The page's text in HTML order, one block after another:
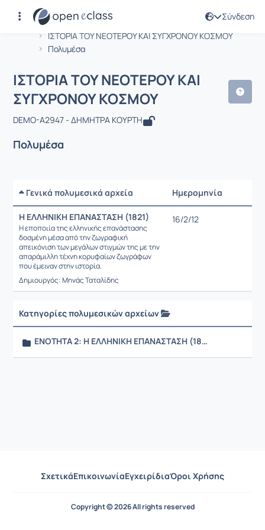
Σύνδεση
Αρχική Σελίδα
ΙΣΤΟΡΙΑ ΤΟΥ ΝΕΟΤΕΡΟΥ ΚΑΙ ΣΥΓΧΡΟΝΟΥ ΚΟΣΜΟΥ
Πολυμέσα
Μάθημα : ΙΣΤΟΡΙΑ ΤΟΥ ΝΕΟΤΕΡΟΥ
ΙΣΤΟΡΙΑ ΤΟΥ ΝΕΟΤΕΡΟΥ ΚΑΙ
ΣΥΓΧΡΟΝΟΥ ΚΟΣΜΟΥ
DEMO-A2947 - ΔΗΜΗΤΡΑ ΚΟΥΡΤΗ
Πολυμέσα
Γενικά πολυμεσικά αρχεία Ημερομηνία
Η ΕΛΛΗΝΙΚΗ ΕΠΑΝΑΣΤΑΣΗ (1821)
Η εποποιία της ελληνικής επανάστασης
δοσμένη μέσα από την ζωγραφική
απεικόνιση των μεγάλων στιγμών της με την
απαράμιλλη τέχνη κορυφαίων ζωγράφων
που έμειναν στην ιστορία.
Δημιουργός: Μηνάς Ταταλίδης
16/2/12
Κατηγορίες πολυμεσικών αρχείων
ΕΝΟΤΗΤΑ 2: Η ΕΛΛΗΝΙΚΗ ΕΠΑΝΑΣΤΑΣΗ (1821)
ΣχετικάΕπικοινωνίαΕγχειρίδιαΌροι Χρήσης
Copyright © 2026 All rights reserved